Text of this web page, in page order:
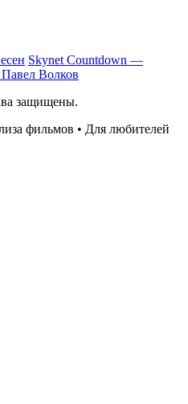
Skynet Countdown —
Волков
защищены.
фильмов • Для любителей